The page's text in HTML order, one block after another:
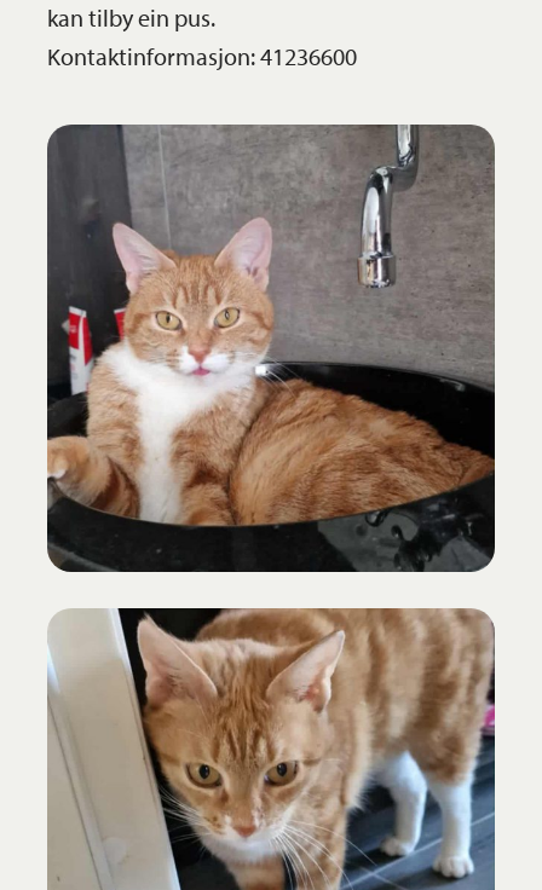
kan tilby ein pus.
Kontaktinformasjon: 41236600